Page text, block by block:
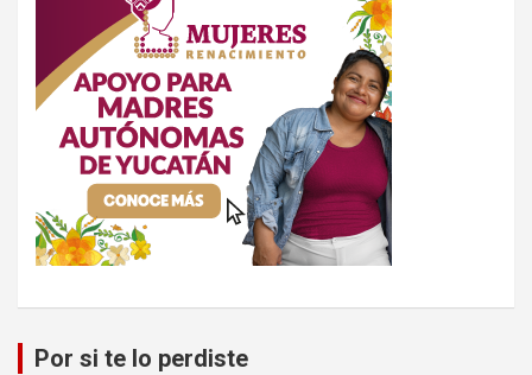
Por si te lo perdiste